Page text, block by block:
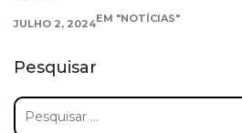
JULHO 2, 2024EM "NOTÍCIAS"
Pesquisar
Pesquisar
por: